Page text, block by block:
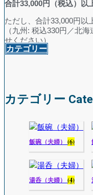
合計33,000円（税込）以
ただし、合計33,000円以
（九州: 税込330円／北
せください）
カテゴリー
カテゴリー
飯碗（夫婦） (6)
湯呑（夫婦） (4)